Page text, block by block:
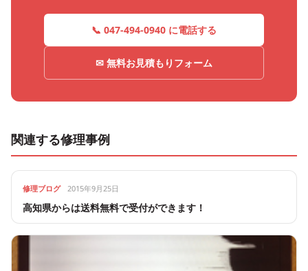
📞 047-494-0940 に電話する
✉ 無料お見積もりフォーム
関連する修理事例
修理ブログ 2015年9月25日
高知県からは送料無料で受付ができます！